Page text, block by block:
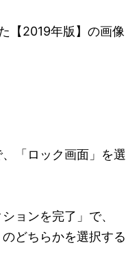
【2019年版】の画像
「ロック画面」を選
ョンを完了」で、
どちらかを選択する